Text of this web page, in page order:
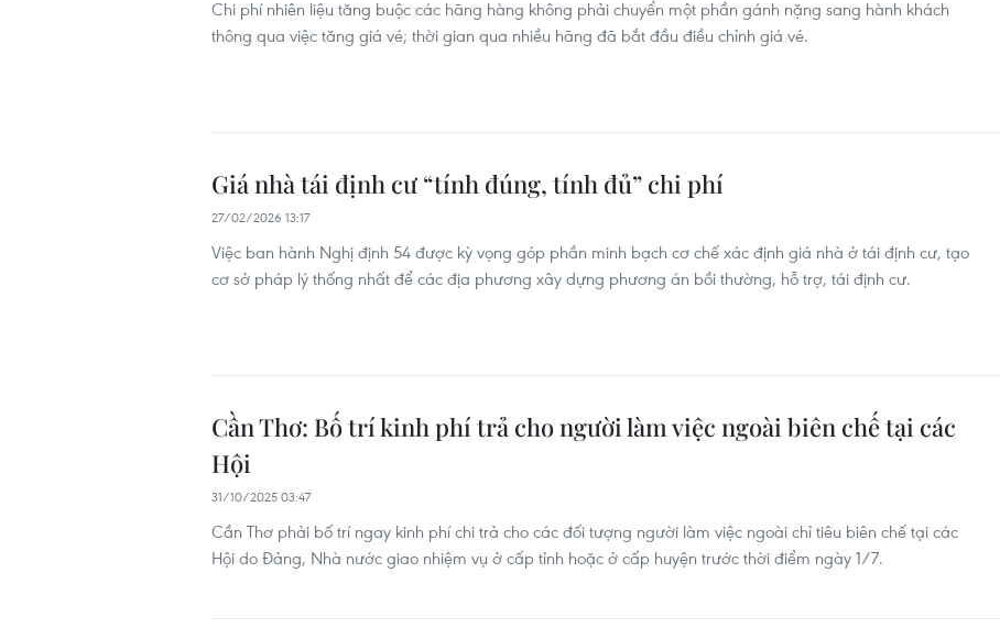
Chi phí nhiên liệu tăng buộc các hãng hàng không phải chuyển một phần gánh nặng sang hành khách
thông qua việc tăng giá vé; thời gian qua nhiều hãng đã bắt đầu điều chỉnh giá vé.
Giá nhà tái định cư “tính đúng, tính đủ” chi phí
27/02/2026 13:17
Việc ban hành Nghị định 54 được kỳ vọng góp phần minh bạch cơ chế xác định giá nhà ở tái định cư, tạo
cơ sở pháp lý thống nhất để các địa phương xây dựng phương án bồi thường, hỗ trợ, tái định cư.
Cần Thơ: Bố trí kinh phí trả cho người làm việc ngoài biên chế tại các
Hội
31/10/2025 03:47
Cần Thơ phải bố trí ngay kinh phí chi trả cho các đối tượng người làm việc ngoài chỉ tiêu biên chế tại các
Hội do Đảng, Nhà nước giao nhiệm vụ ở cấp tỉnh hoặc ở cấp huyện trước thời điểm ngày 1/7.